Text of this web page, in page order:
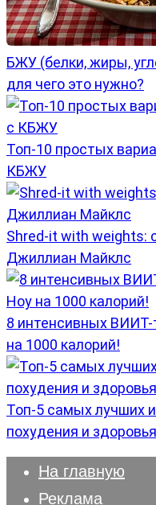
БЖУ (белки, жиры,
для чего это нужно?
Топ-10 простых
КБЖУ
Shred-it with weights:
Джиллиан Майклс
8 интенсивных ВИИТ-
на 1000 калорий!
Топ-5 самых лучших
похудения и здоровья
На главную
Реклама